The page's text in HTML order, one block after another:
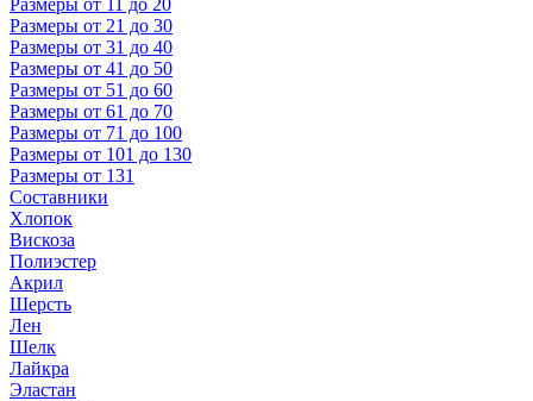
Размеры от 11 до 20
Размеры от 21 до 30
Размеры от 31 до 40
Размеры от 41 до 50
Размеры от 51 до 60
Размеры от 61 до 70
Размеры от 71 до 100
Размеры от 101 до 130
Размеры от 131
Составники
Хлопок
Вискоза
Полиэстер
Акрил
Шерсть
Лен
Шелк
Лайкра
Эластан